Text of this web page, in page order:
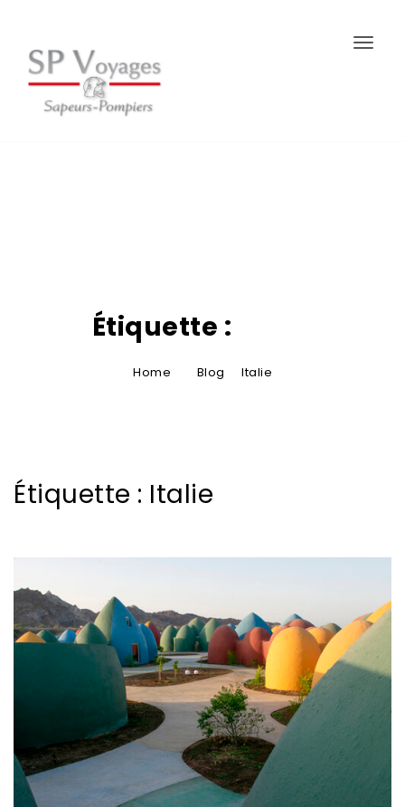
Étiquette :
Home Blog Italie
Étiquette : Italie